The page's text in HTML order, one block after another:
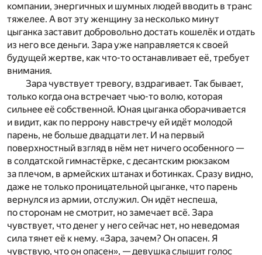
компании, энергичных и шумных людей вводить в транс
тяжелее. А вот эту женщину за несколько минут
цыганка заставит добровольно достать кошелёк и отдать
из него все деньги. Зара уже направляется к своей
будущей жертве, как что-то останавливает её, требует
внимания.
Зара чувствует тревогу, вздрагивает. Так бывает,
только когда она встречает чью-то волю, которая
сильнее её собственной. Юная цыганка оборачивается
и видит, как по перрону навстречу ей идёт молодой
парень, не больше двадцати лет. И на первый
поверхностный взгляд в нём нет ничего особенного —
в солдатской гимнастёрке, с десантским рюкзаком
за плечом, в армейских штанах и ботинках. Сразу видно,
даже не только проницательной цыганке, что парень
вернулся из армии, отслужил. Он идёт неспеша,
по сторонам не смотрит, но замечает всё. Зара
чувствует, что денег у него сейчас нет, но неведомая
сила тянет её к нему. «Зара, зачем? Он опасен. Я
чувствую, что он опасен», — девушка слышит голос